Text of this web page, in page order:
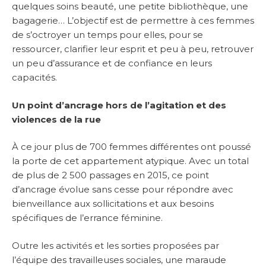
quelques soins beauté, une petite bibliothèque, une
bagagerie… L’objectif est de permettre à ces femmes
de s’octroyer un temps pour elles, pour se
ressourcer, clarifier leur esprit et peu à peu, retrouver
un peu d’assurance et de confiance en leurs
capacités.
Un point d’ancrage hors de l’agitation et des
violences de la rue
À ce jour plus de 700 femmes différentes ont poussé
la porte de cet appartement atypique. Avec un total
de plus de 2 500 passages en 2015, ce point
d’ancrage évolue sans cesse pour répondre avec
bienveillance aux sollicitations et aux besoins
spécifiques de l’errance féminine.
Outre les activités et les sorties proposées par
l’équipe des travailleuses sociales, une maraude